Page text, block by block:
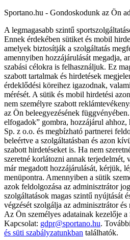
Sportano.hu - Gondoskodunk az Ön
A legmagasabb szintű
Ennek érdekében sütiket és mobil
amelyek biztosítják a szolgáltatás
amennyiben hozzájárulását megadja,
szabási célokra is felhasználjuk. Ez
szabott tartalmak és hirdetések
érdeklődési köreihez igazodnak,
mérését. A sütik és mobil hirdetési
nem személyre szabott
az Ön beleegyezésének
elfogadok” gombra, hozzájárul
Sp. z o.o. és megbízható partnerei
beleértve a szolgáltatásban és azon
szabott hirdetéseket is. Ha nem
szeretné korlátozni annak terjedelmét,
már megadott hozzájárulását, kérjük,
menüpontra. Amennyiben a sütik
azok feldolgozása az adminisztrátor
szolgáltatások magas szintű nyújtását
végzését szolgálja az adminisztrátor
Az Ön személyes adatainak kezelője
Kapcsolat: gdpr@sportano.hu.
és süti szabályzatunkban találhatók.